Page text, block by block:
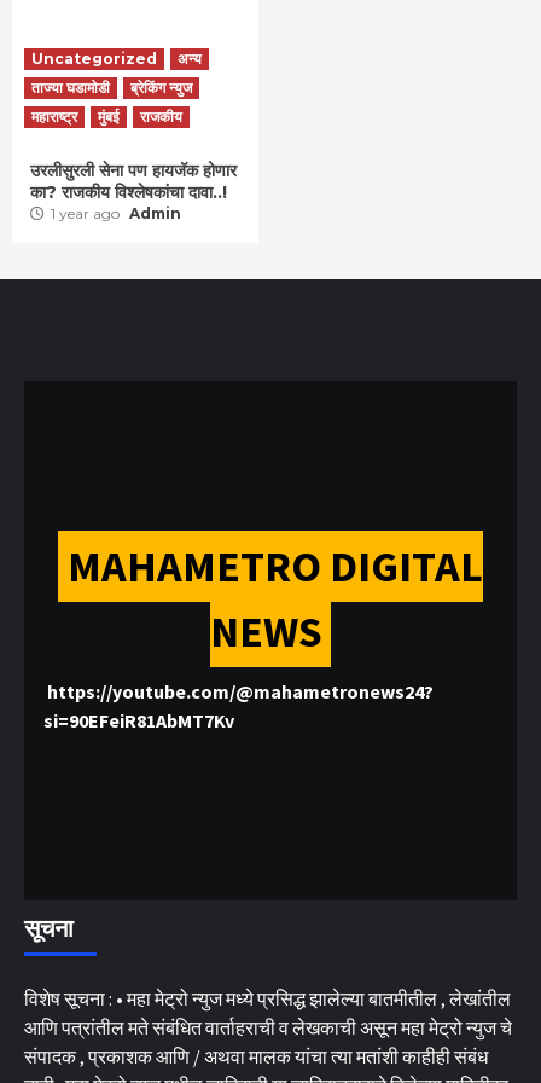
Uncategorized
अन्य
ताज्या घडामोडी
ब्रेकिंग न्युज
महाराष्ट्र
मुंबई राजकीय
उरलीसुरली सेना पण हायजॅक होणार
का? राजकीय विश्लेषकांचा दावा..!
1 year ago Admin
MAHAMETRO DIGITAL
NEWS
https://youtube.com/@mahametronews24?
si=90EFeiR81AbMT7Kv
सूचना
विशेष सूचना : • महा मेट्रो न्युज मध्ये प्रसिद्ध झालेल्या बातमीतील , लेखांतील
आणि पत्रांतील मते संबंधित वार्ताहराची व लेखकाची असून महा मेट्रो न्युज चे
संपादक , प्रकाशक आणि / अथवा मालक यांचा त्या मतांशी काहीही संबंध